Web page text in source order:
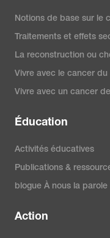
Notions de base sur le
Traitements et effets
La reconstruction ou
Vivre avec le cancer du
Vivre avec un cancer
Éducation
Activités éducatives
Publications &
blogue À nous la parole
Action